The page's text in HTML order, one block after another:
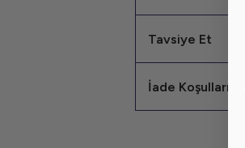
Tavsiye Et
İade Koşulları